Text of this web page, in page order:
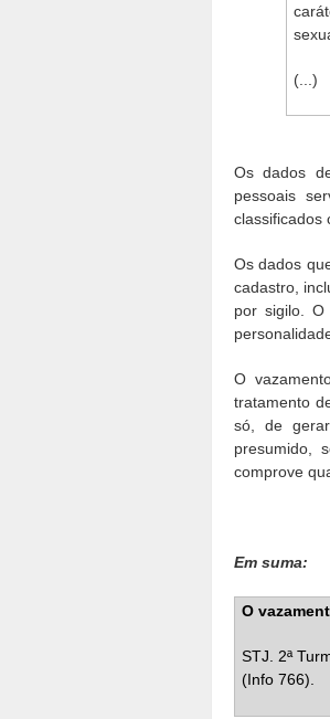
(...)
Os dados
pessoais
classificados
Os dados
cadastro,
por sigilo.
O
tratamento
só, de
presumido,
comprove
Em suma:
O
STJ. 2ª
(Info 766).